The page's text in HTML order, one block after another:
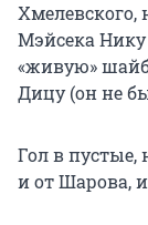
Хмелевского,
Мэйсека Нику
«живую»
Дицу (он не
Гол в пустые,
и от Шарова,